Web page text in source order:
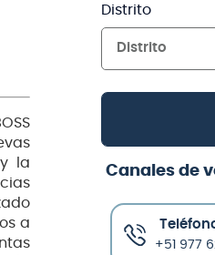
la
a
Distrito
Distrito
Canales de
+51 977